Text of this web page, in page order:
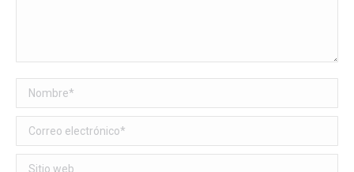
Nombre *
Correo electrónico *
Sitio web